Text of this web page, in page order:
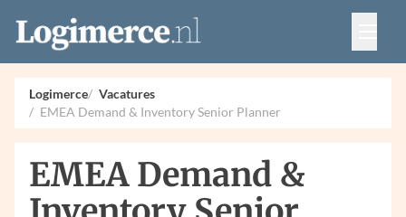
Vacatures
Events
Adverteren
Partners
Logimerce
Vacatures
EMEA Demand & Inventory Senior Planner
EMEA Demand &